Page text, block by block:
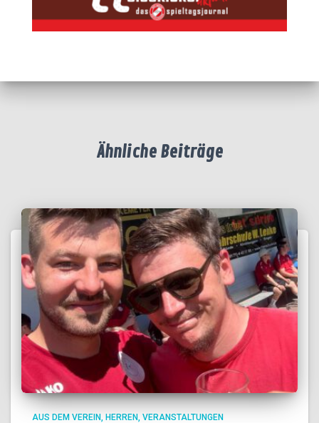
Ähnliche Beiträge
AUS DEM VEREIN HERREN VERANSTALTUNGEN